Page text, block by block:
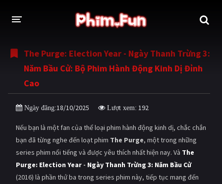
THỂ LOẠI
Thần thoại - Cổ trang
Kinh dị Tội phạm - Hình sự
Phiêu lưu Hài hước
Viễn tưởng Khoa học - Tài liệu
The Purge: Election Year - Ngày Thanh Trừng 3:
Năm Bầu Cử: Bộ Phim Hành Động Kinh Dị Đỉnh
Cao
Ngày đăng:18/10/2025 Lượt xem: 192
Nếu bạn là một fan của thể loại phim hành động kinh dị, chắc chắn
bạn đã từng nghe đến loạt phim The Purge, một trong những
series phim nổi tiếng và được yêu thích nhất hiện nay. Và The
Purge: Election Year - Ngày Thanh Trừng 3: Năm Bầu Cử
(2016) là phần thứ ba trong series phim này, tiếp tục mang đến